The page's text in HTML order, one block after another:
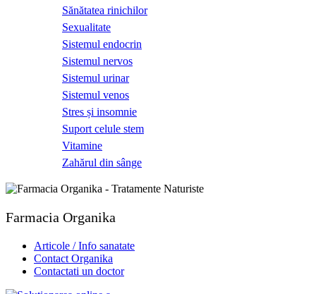
Sănătatea rinichilor
Sexualitate
Sistemul endocrin
Sistemul nervos
Sistemul urinar
Sistemul venos
Stres și insomnie
Suport celule stem
Vitamine
Zahărul din sânge
Farmacia Organika
Articole / Info sanatate
Contact Organika
Contactati un doctor